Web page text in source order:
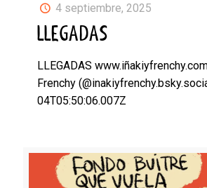
4 septiembre, 2025
LLEGADAS
LLEGADAS
Frenchy
04T05:50:06.007Z